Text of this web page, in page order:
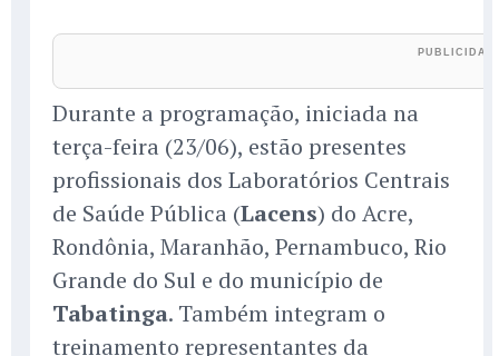
Durante a programação, iniciada na
terça-feira (23/06), estão presentes
profissionais dos Laboratórios Centrais
de Saúde Pública (Lacens) do Acre,
Rondônia, Maranhão, Pernambuco, Rio
Grande do Sul e do município de
Tabatinga. Também integram o
treinamento representantes da